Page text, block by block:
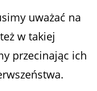
uważać na
w takiej
przecinając ich